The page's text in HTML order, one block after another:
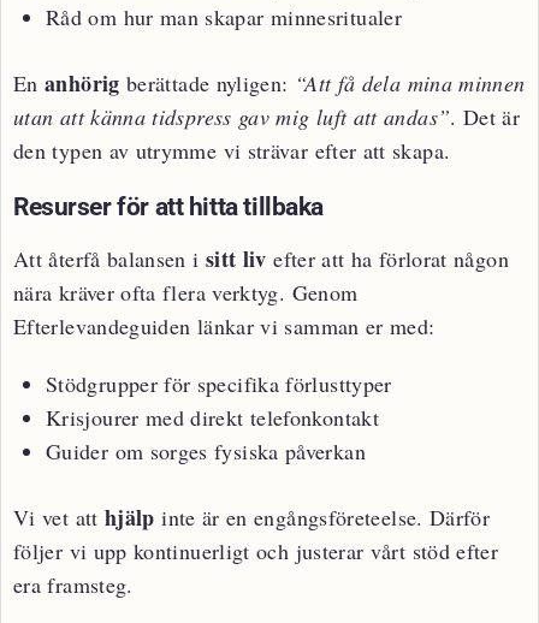
Råd om hur man skapar minnesritualer
Enanhörig berättade nyligen: “Att få dela mina minnen
utan att känna tidspress gav mig luft att andas”. Det är
den typen av utrymme vi strävar efter att skapa.
Resurser för att hitta tillbaka
Att återfå balansen i sitt liv efter att ha förlorat någon
nära kräver ofta flera verktyg. Genom
Efterlevandeguiden länkar vi samman er med:
Stödgrupper för specifika förlusttyper
Krisjourer med direkt telefonkontakt
Guider om sorges fysiska påverkan
Vi vet att hjälp inte är en engångsföreteelse. Därför
följer vi upp kontinuerligt och justerar vårt stöd efter
era framsteg.